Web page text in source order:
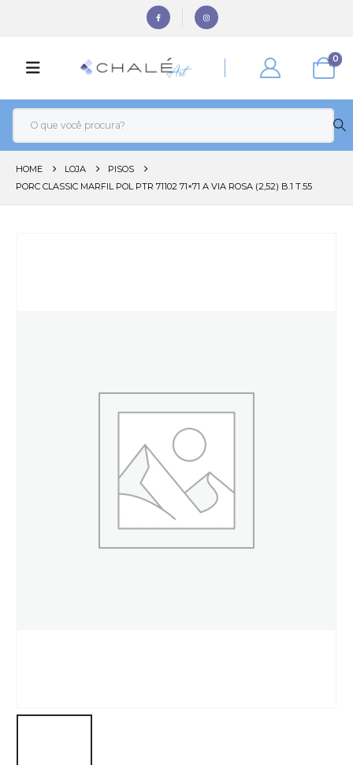
0
HOME LOJA
PISOS
PORC CLASSIC MARFIL POL PTR 71102 71×71 A VIA ROSA (2,52) B.1 T.55